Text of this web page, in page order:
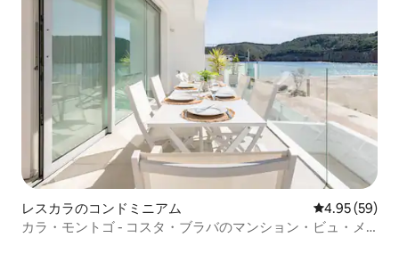
レスカラのコンドミニアム レビュー59
4.95 (59)
カラ・モントゴ - コスタ・ブラバのマンション・ビュ・メ